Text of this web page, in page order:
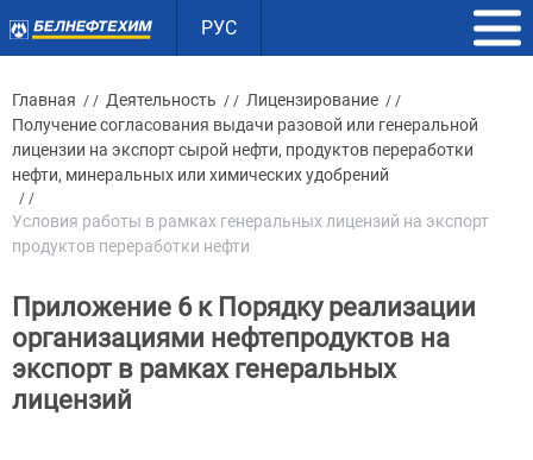
РУС
Главная / / Деятельность / / Лицензирование / /
Получение согласования выдачи разовой или генеральной
лицензии на экспорт сырой нефти, продуктов переработки
нефти, минеральных или химических удобрений
/ /
Условия работы в рамках генеральных лицензий на экспорт
продуктов переработки нефти
Приложение 6 к Порядку реализации
организациями нефтепродуктов на
экспорт в рамках генеральных
лицензий